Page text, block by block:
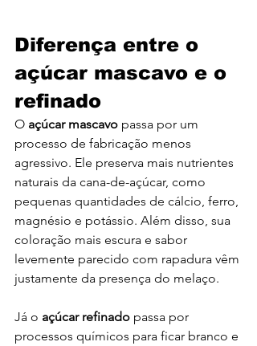
Diferença entre o
açúcar mascavo e o
refinado
O açúcar mascavo passa por um
processo de fabricação menos
agressivo. Ele preserva mais nutrientes
naturais da cana-de-açúcar, como
pequenas quantidades de cálcio, ferro,
magnésio e potássio. Além disso, sua
coloração mais escura e sabor
levemente parecido com rapadura vêm
justamente da presença do melaço.
Já o açúcar refinado passa por
processos químicos para ficar branco e